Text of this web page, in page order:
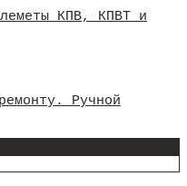
КПВ, КПВТ и